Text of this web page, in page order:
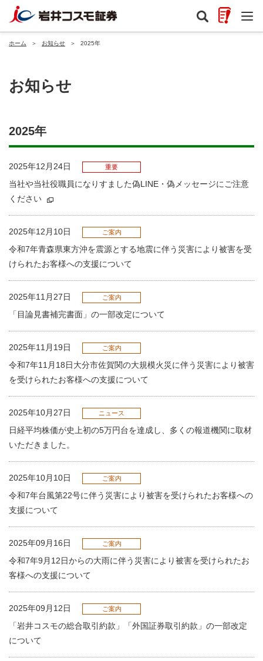
ホーム ＞ お知らせ ＞ 2025年
お知らせ
2025年
2025年12月24日 重要
当社や当社役職員になりすました偽LINE・偽メッセージにご注意
ください
2025年12月10日 ご案内
令和7年青森県東方沖を震源とする地震に伴う災害により被害を受
けられたお客様への支援について
2025年11月27日 ご案内
「目論見書補完書面」の一部改定について
2025年11月19日 ご案内
令和7年11月18日大分市佐賀関の大規模火災に伴う災害により被害
を受けられたお客様への支援について
2025年10月27日 ニュース
日経平均株価が史上初の5万円台を達成し、多くの報道機関に取材
いただきました。
2025年10月10日 ご案内
令和7年台風第22号に伴う災害により被害を受けられたお客様への
支援について
2025年09月16日 ご案内
令和7年9月12日からの大雨に伴う災害により被害を受けられたお
客様への支援について
2025年09月12日 ご案内
「岩井コスモの総合取引約款」「外国証券取引約款」の一部改定
について